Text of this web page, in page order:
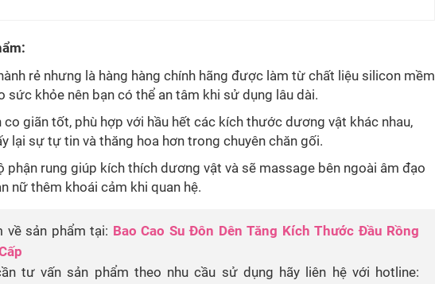
rẻ nhưng là hàng hàng chính hãng được làm từ chất liệu silicon mềm
sức khỏe nên bạn có thể an tâm khi sử dụng lâu dài.
co giãn tốt, phù hợp với hầu hết các kích thước dương vật khác nhau,
lại sự tự tin và thăng hoa hơn trong chuyên chăn gối.
phận rung giúp kích thích dương vật và sẽ massage bên ngoài âm đạo
nữ thêm khoái cảm khi quan hệ.
về sản phẩm tại: Bao Cao Su Đôn Dên Tăng Kích Thước Đầu Rồng
tư vấn sản phẩm theo nhu cầu sử dụng hãy liên hệ với hotline: